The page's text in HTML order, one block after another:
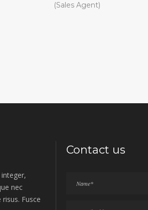
(Sales Agent)
nec
Fusce
Contact us